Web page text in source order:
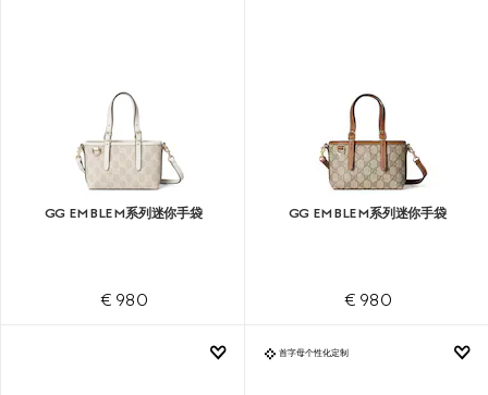
GG EMBLEM系列迷你手袋
€ 980
GG EMBLEM系列迷你手袋
€ 980
首字母个性化定制